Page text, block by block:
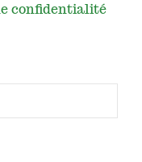
confidentialité